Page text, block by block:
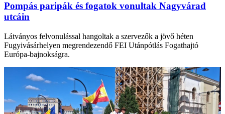
Pompás paripák és fogatok vonultak Nagyvárad
utcáin
Látványos felvonulással hangoltak a szervezők a jövő héten
Fugyivásárhelyen megrendezendő FEI Utánpótlás Fogathajtó
Európa-bajnokságra.